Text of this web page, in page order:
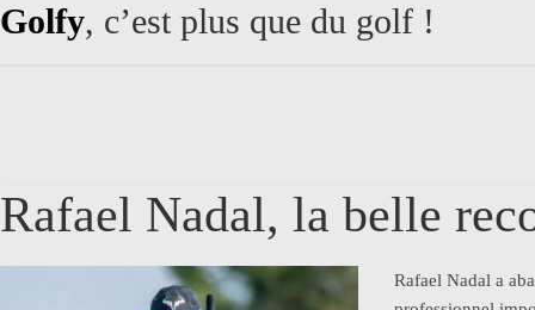
Golfy, c’est plus que du golf !
Rafael Nadal, la belle
Rafael Nadal a